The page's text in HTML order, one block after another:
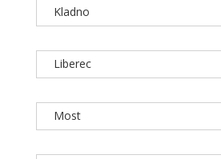
Kladno
Liberec
Most